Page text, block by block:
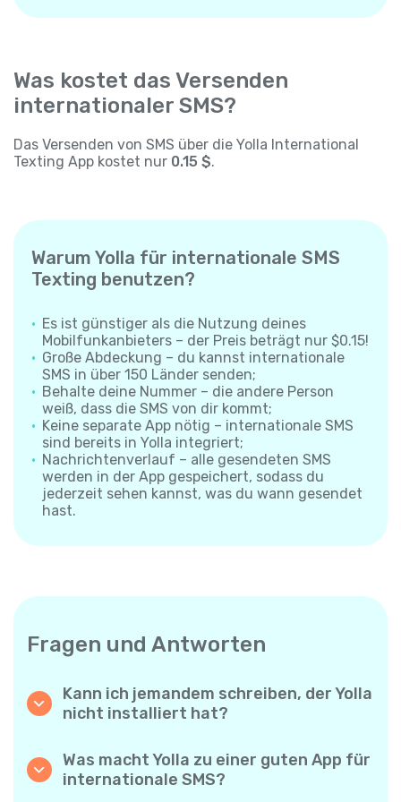
Was kostet das Versenden
internationaler SMS?
Das Versenden von SMS über die Yolla International
Texting App kostet nur 0.15 $.
Warum Yolla für internationale SMS
Texting benutzen?
Es ist günstiger als die Nutzung deines
Mobilfunkanbieters – der Preis beträgt nur $0.15!
Große Abdeckung – du kannst internationale
SMS in über 150 Länder senden;
Behalte deine Nummer – die andere Person
weiß, dass die SMS von dir kommt;
Keine separate App nötig – internationale SMS
sind bereits in Yolla integriert;
Nachrichtenverlauf – alle gesendeten SMS
werden in der App gespeichert, sodass du
jederzeit sehen kannst, was du wann gesendet
hast.
Fragen und Antworten
Kann ich jemandem schreiben, der Yolla
nicht installiert hat?
Mobilnummer des Empfängers – die andere
Person muss nichts installieren und braucht
Was macht Yolla zu einer guten App für
internationale SMS?